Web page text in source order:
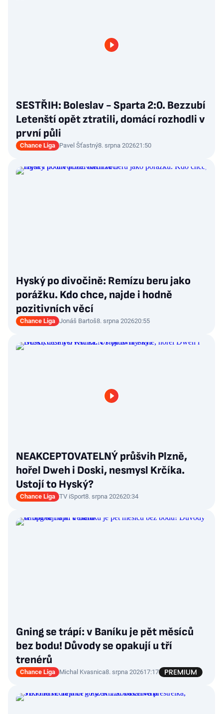
SESTŘIH: Boleslav - Sparta 2:0. Bezzubí
Letenští opět ztratili, domácí rozhodli v
první půli
Chance Liga Pavel Šťastný8. srpna 202621:50
Hyský po divočině: Remízu beru jako
porážku. Kdo chce, najde i hodně
pozitivních věcí
Chance Liga Jonáš Bartoš8. srpna 202620:55
NEAKCEPTOVATELNÝ průšvih Plzně,
hořel Dweh i Doski, nesmysl Krčíka.
Ustojí to Hyský?
Chance Liga TV iSport8. srpna 202620:34
Gning se trápí: v Baníku je pět měsíců
bez bodu! Důvody se opakují u tří
trenérů
Chance Liga Michal Kvasnica8. srpna 202617:17